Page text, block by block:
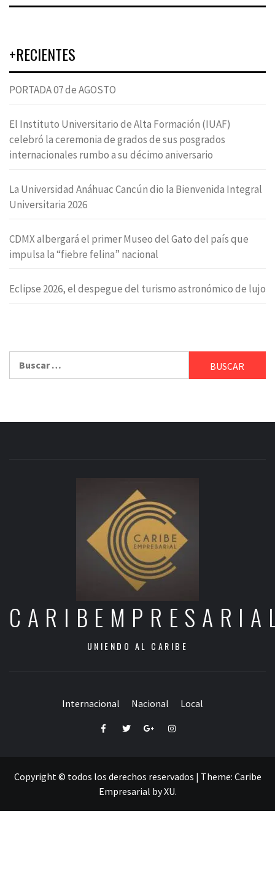
+RECIENTES
PORTADA 07 de AGOSTO
El Instituto Universitario de Alta Formación (IUAF)
celebró la ceremonia de grados de sus posgrados
internacionales rumbo a su décimo aniversario
La Universidad Anáhuac Cancún dio la Bienvenida Integral
Universitaria 2026
CDMX albergará el primer Museo del Gato del país que
impulsa la “fiebre felina” nacional
Eclipse 2026, el despegue del turismo astronómico de lujo
UNIENDO AL CARIBE
Internacional Nacional Local
FacebookTwitterGoogle+Instagram
Copyright © todos los derechos reservados | Theme: Caribe
Empresarial byXU.